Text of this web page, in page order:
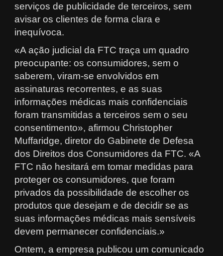
serviços de publicidade de terceiros, sem
avisar os clientes de forma clara e
inequívoca.
«A ação judicial da FTC traça um quadro
preocupante: os consumidores, sem o
saberem, viram-se envolvidos em
assinaturas recorrentes, e as suas
informações médicas mais confidenciais
foram transmitidas a terceiros sem o seu
consentimento», afirmou Christopher
Muffaridge, diretor do Gabinete de Defesa
dos Direitos dos Consumidores da FTC. «A
FTC não hesitará em tomar medidas para
proteger os consumidores, que foram
privados da possibilidade de escolher os
produtos que desejam e de decidir se as
suas informações médicas mais sensíveis
devem permanecer confidenciais.»
Ontem, a empresa publicou um comunicado